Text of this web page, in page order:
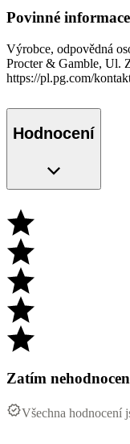
Povinné informace
Výrobce, odpovědná
Procter & Gamble, Ul.
https://pl.pg.com/
Hodnocení
Zatím
Všechna hodnocení